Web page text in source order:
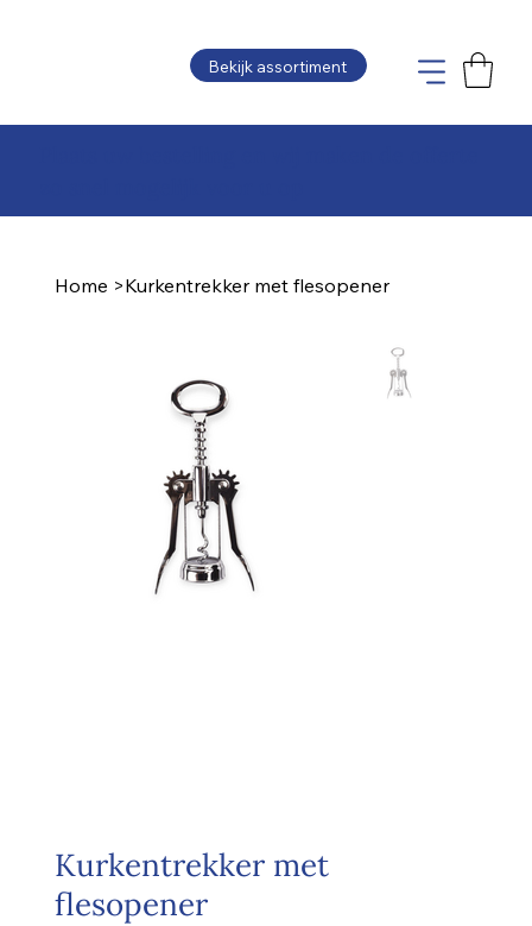
Bekijk assortiment
Home >Kurkentrekker met flesopener
Kurkentrekker met
flesopener